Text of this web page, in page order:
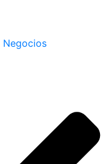
Negocios